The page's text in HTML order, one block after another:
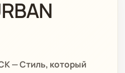
— Стиль, который